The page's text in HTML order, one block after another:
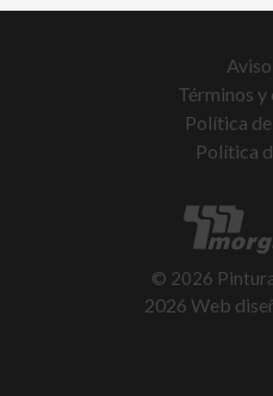
Términos
Política
Política
© 2026
2026 Web